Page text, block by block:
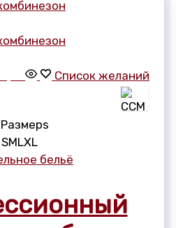
Список желаний
SMLXL
бельё